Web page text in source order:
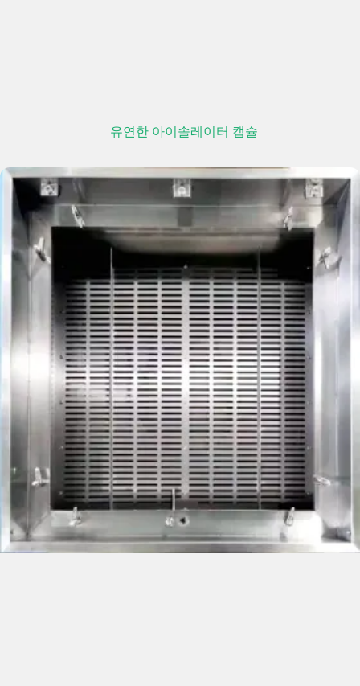
유연한 아이솔레이터 캡슐